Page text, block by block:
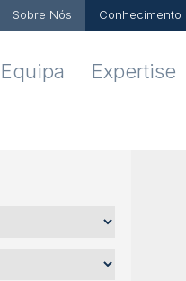
Sobre Nós Conhecimento
Equipa Expertise